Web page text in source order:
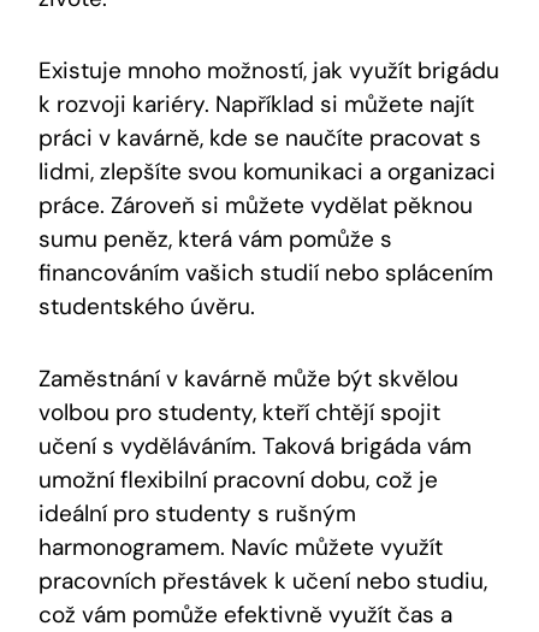
Existuje mnoho možností, jak využít brigádu
k rozvoji kariéry. Například si můžete najít
práci v kavárně, kde se naučíte pracovat s
lidmi, zlepšíte svou komunikaci a organizaci
práce. Zároveň si můžete vydělat pěknou
sumu peněz, která vám pomůže s
financováním vašich studií nebo splácením
studentského úvěru.
Zaměstnání v kavárně může být skvělou
volbou pro studenty, kteří chtějí spojit
učení s vyděláváním. Taková brigáda vám
umožní flexibilní pracovní dobu, což je
ideální pro studenty s rušným
harmonogramem. Navíc můžete využít
pracovních přestávek k učení nebo studiu,
což vám pomůže efektivně využít čas a